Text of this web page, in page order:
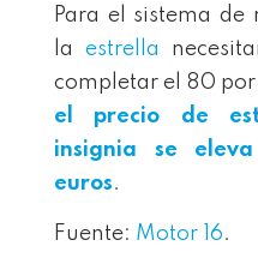
Para el sistema
la estrella
completar el 80 por
el precio de
insignia se
euros.
Fuente: Motor 16.